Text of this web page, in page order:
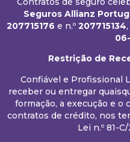
Seguros Allianz
207715176 e n.º 207715134
Restrição de
Confiável e Profissional
receber ou entregar
formação, a execução e
contratos de crédito, nos
Lei n.º 81-